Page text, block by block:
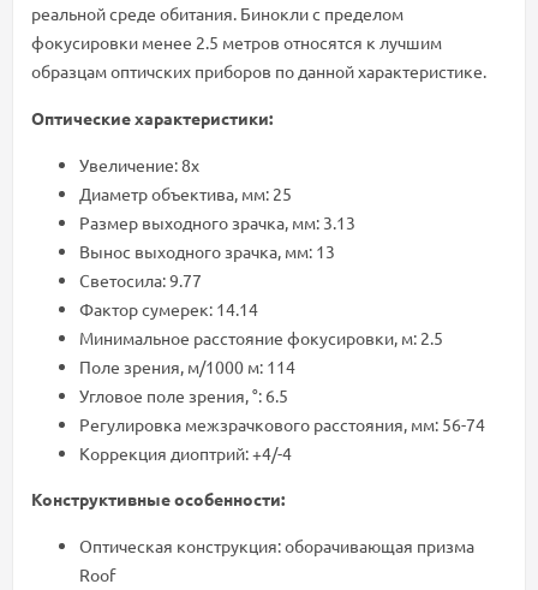
реальной среде обитания. Бинокли с пределом
фокусировки менее 2.5 метров относятся к лучшим
образцам оптичских приборов по данной характеристике.
Оптические характеристики:
Увеличение: 8x
Диаметр объектива, мм: 25
Размер выходного зрачка, мм: 3.13
Вынос выходного зрачка, мм: 13
Светосила: 9.77
Фактор сумерек: 14.14
Минимальное расстояние фокусировки, м: 2.5
Поле зрения, м/1000 м: 114
Угловое поле зрения, °: 6.5
Регулировка межзрачкового расстояния, мм: 56-74
Коррекция диоптрий: +4/-4
Конструктивные особенности:
Оптическая конструкция: оборачивающая призма
Roof